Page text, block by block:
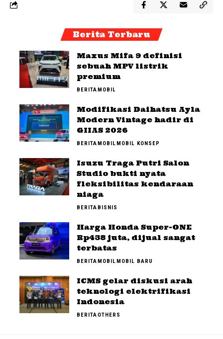
Berita Terbaru
Maxus Mifa 9 definisi
sebuah MPV listrik
premium
BERITAMOBIL
Modifikasi Daihatsu Ayla
Modern Vintage hadir di
GIIAS 2026
BERITAMOBILMOBIL KONSEP
Isuzu Traga Putri Salon
Studio bukti nyata
fleksibilitas kendaraan
niaga
BERITABISNIS
Harga Honda Super-ONE
Rp438 juta, dijual sangat
terbatas
BERITAMOBILMOBIL BARU
ICMS gelar diskusi arah
teknologi elektrifikasi
Indonesia
BERITAOTHERS